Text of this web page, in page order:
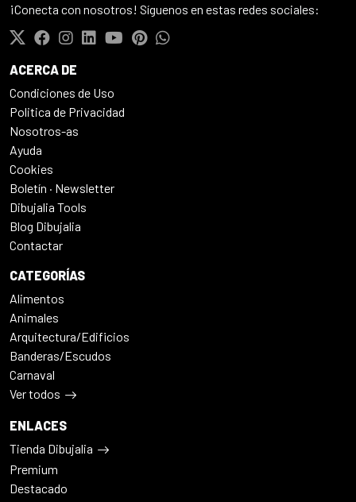
¡Conecta con nosotros! Síguenos en estas redes sociales:
ACERCA DE
Condiciones de Uso
Politica de Privacidad
Nosotros-as
Ayuda
Cookies
Boletín · Newsletter
Dibujalia Tools
Blog Dibujalia
Contactar
CATEGORÍAS
Alimentos
Animales
Arquitectura/Edificios
Banderas/Escudos
Carnaval
Ver todos
ENLACES
Tienda Dibujalia
Premium
Destacado